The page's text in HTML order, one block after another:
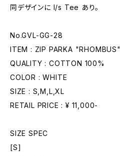
同デザインに l/s Tee あり。
No.GVL-GG-28
ITEM : ZIP PARKA "RHOMBUS"
QUALITY : COTTON 100%
COLOR : WHITE
SIZE : S,M,L,XL
RETAIL PRICE : ¥ 11,000-
SIZE SPEC
[S]